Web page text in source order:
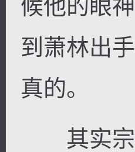
候他的眼
到萧林出
真的。
其实宗